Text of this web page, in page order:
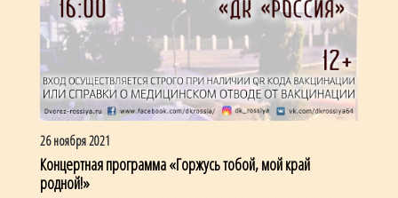
26 ноября 2021
Концертная программа «Горжусь тобой, мой край
родной!»